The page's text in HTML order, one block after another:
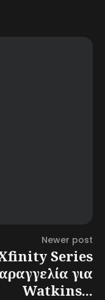
Newer post
Series
για
Watkins...